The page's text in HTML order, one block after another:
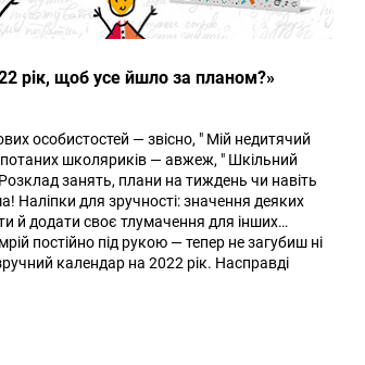
рік, щоб усе йшло за планом?»
особистостей — звісно, " Мій недитячий
школяриків — авжеж, " Шкільний
занять, плани на тиждень чи навіть
Наліпки для зручності: значення деяких
й додати своє тлумачення для інших…
постійно під рукою — тепер не загубиш ні
календар на 2022 рік. Насправді